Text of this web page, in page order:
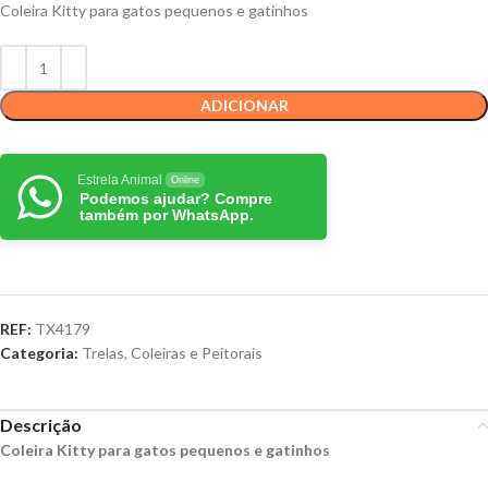
Coleira Kitty para gatos pequenos e gatinhos
ADICIONAR
Estrela Animal Online
Podemos ajudar? Compre
também por WhatsApp.
REF: TX4179
Categoria: Trelas, Coleiras e Peitorais
Descrição
Coleira Kitty para gatos pequenos e gatinhos